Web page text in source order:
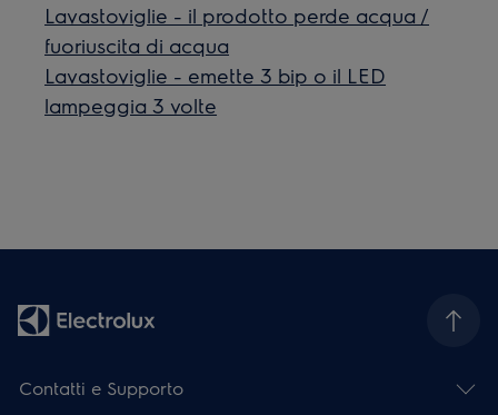
Lavastoviglie - il prodotto perde acqua /
fuoriuscita di acqua
Lavastoviglie - emette 3 bip o il LED
lampeggia 3 volte
Contatti e Supporto